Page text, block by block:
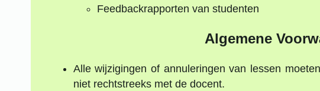
Feedbackrapporten van studenten
Algemene
Alle wijzigingen of annuleringen van lessen
niet rechtstreeks met de docent.